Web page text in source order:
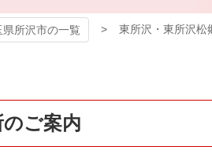
県所沢市の一覧 東所沢・東所沢松
ご案内